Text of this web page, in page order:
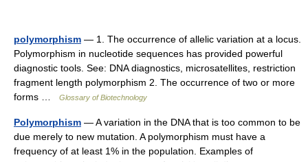
polymorphism — 1. The occurrence of allelic variation at a locus.
Polymorphism in nucleotide sequences has provided powerful
diagnostic tools. See: DNA diagnostics, microsatellites, restriction
fragment length polymorphism 2. The occurrence of two or more
forms …
Glossary of Biotechnology
Polymorphism — A variation in the DNA that is too common to be
due merely to new mutation. A polymorphism must have a
frequency of at least 1% in the population. Examples of